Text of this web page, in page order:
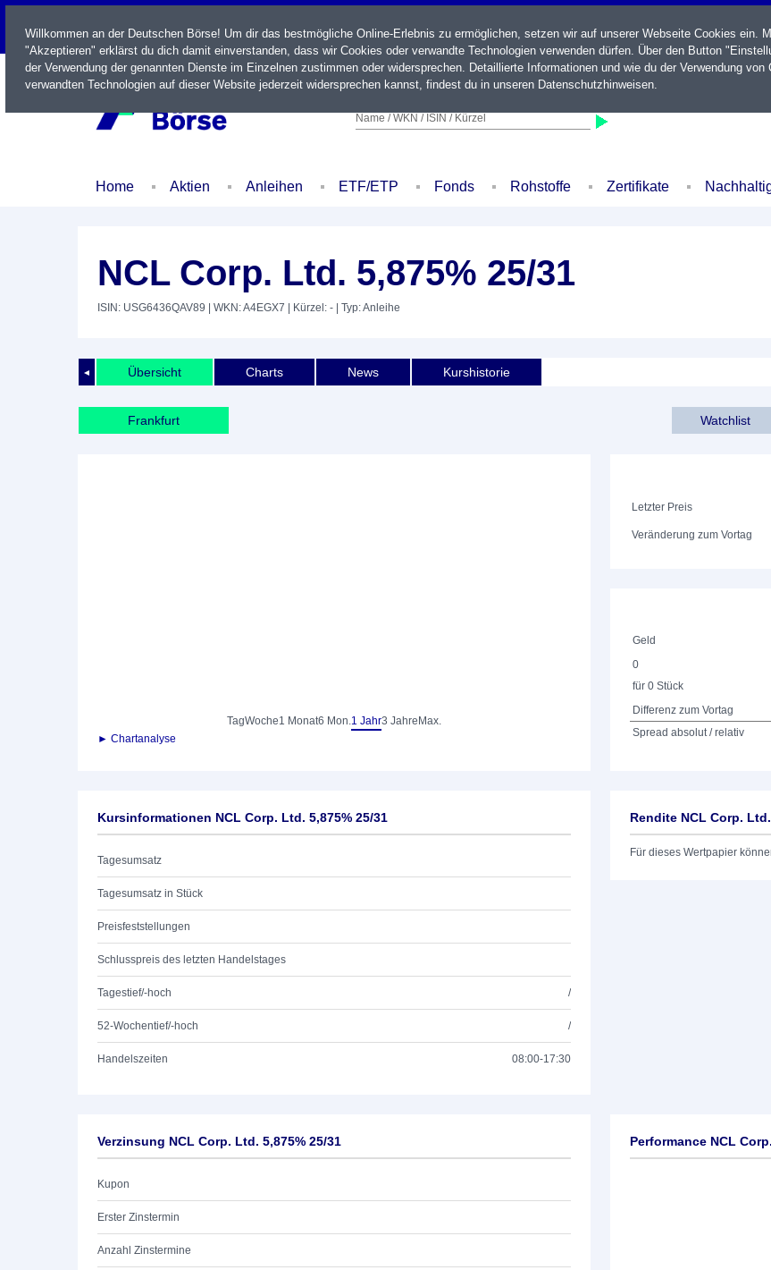
LIVE
Name / WKN / ISIN / Kürzel
Home Aktien Anleihen ETF/ETP Fonds Rohstoffe Zertifikate
NCL Corp. Ltd. 5,875% 25/31
ISIN: USG6436QAV89 | WKN: A4EGX7 | Kürzel: - | Typ: Anleihe
◄ Übersicht Charts News Kurshistorie
Frankfurt Watchlist
TagWoche1 Monat6 Mon.1 Jahr3 Jahre Max.
► Chartanalyse
Letzter Preis
Veränderung zum Vortag
Geld
0
für 0 Stück
Differenz zum Vortag
Spread absolut / relativ
Kursinformationen NCL Corp. Ltd. 5,875% 25/31
Tagesumsatz
Tagesumsatz in Stück
Preisfeststellungen
Schlusspreis des letzten Handelstages
Tagestief/-hoch /
52-Wochentief/-hoch /
Handelszeiten 08:00-17:30
Rendite NCL Corp.
Für dieses Wertpapier
Verzinsung NCL Corp. Ltd. 5,875% 25/31
Kupon
Erster Zinstermin
Anzahl Zinstermine
Performance NCL
Willkommen an der Deutschen Börse! Um dir das bestmögliche Online-Erlebnis zu ermöglichen, setzen wir auf unserer Webseite Cookies ein.
"Akzeptieren" erklärst du dich damit einverstanden, dass wir Cookies oder verwandte Technologien verwenden dürfen. Über den Button
der Verwendung der genannten Dienste im Einzelnen zustimmen oder widersprechen. Detaillierte Informationen und wie du der Verwendung von
verwandten Technologien auf dieser Website jederzeit widersprechen kannst, findest du in unseren Datenschutzhinweisen.